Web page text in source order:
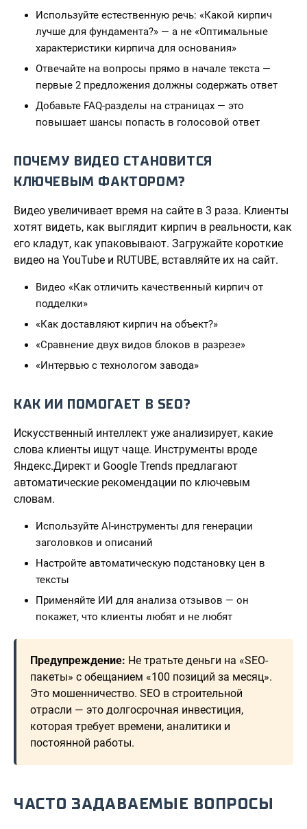
Используйте естественную речь: «Какой кирпич
лучше для фундамента?» — а не «Оптимальные
характеристики кирпича для основания»
Отвечайте на вопросы прямо в начале текста —
первые 2 предложения должны содержать ответ
Добавьте FAQ-разделы на страницах — это
повышает шансы попасть в голосовой ответ
ПОЧЕМУ ВИДЕО СТАНОВИТСЯ
КЛЮЧЕВЫМ ФАКТОРОМ?
Видео увеличивает время на сайте в 3 раза. Клиенты
хотят видеть, как выглядит кирпич в реальности, как
его кладут, как упаковывают. Загружайте короткие
видео на YouTube и RUTUBE, вставляйте их на сайт.
Видео «Как отличить качественный кирпич от
подделки»
«Как доставляют кирпич на объект?»
«Сравнение двух видов блоков в разрезе»
«Интервью с технологом завода»
КАК ИИ ПОМОГАЕТ В SEO?
Искусственный интеллект уже анализирует, какие
слова клиенты ищут чаще. Инструменты вроде
Яндекс.Директ и Google Trends предлагают
автоматические рекомендации по ключевым
словам.
Используйте AI-инструменты для генерации
заголовков и описаний
Настройте автоматическую подстановку цен в
тексты
Применяйте ИИ для анализа отзывов — он
покажет, что клиенты любят и не любят
Предупреждение: Не тратьте деньги на «SEO-
пакеты» с обещанием «100 позиций за месяц».
Это мошенничество. SEO в строительной
отрасли — это долгосрочная инвестиция,
которая требует времени, аналитики и
постоянной работы.
ЧАСТО ЗАДАВАЕМЫЕ ВОПРОСЫ